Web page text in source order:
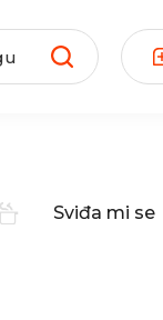
Sviđa mi se